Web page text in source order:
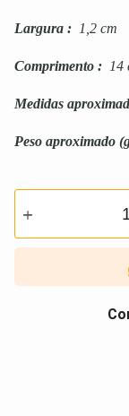
Largura : 1,2 cm
Comprimento : 14
Medidas
Peso aproximado